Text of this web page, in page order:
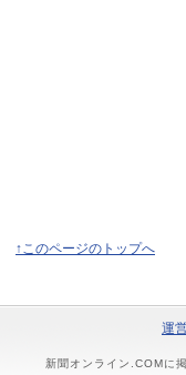
↑このページのトップへ
運
新聞オンライン.COMに